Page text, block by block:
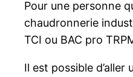
Pour une personne
chaudronnerie
TCI ou BAC pro
Il est possible